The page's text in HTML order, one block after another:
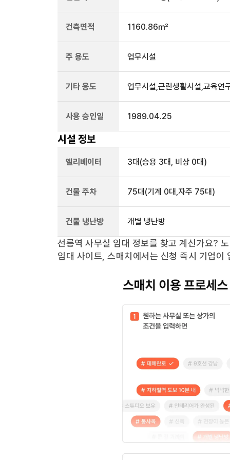
건축면적 1160.86㎡
주 용도 업무시설
기타 용도 업무시설,근린생활시설,교육연
사용 승인일 1989.04.25
시설 정보
엘리베이터 3대 (승용 3대, 비상 0대)
건물 주차 75대 (기계 0대,자주 75대)
건물 냉난방 개별 냉난방
선릉역 사무실 임대 정보를 찾고 계신가요?
임대 사이트, 스매치에서는 신청 즉시 기업